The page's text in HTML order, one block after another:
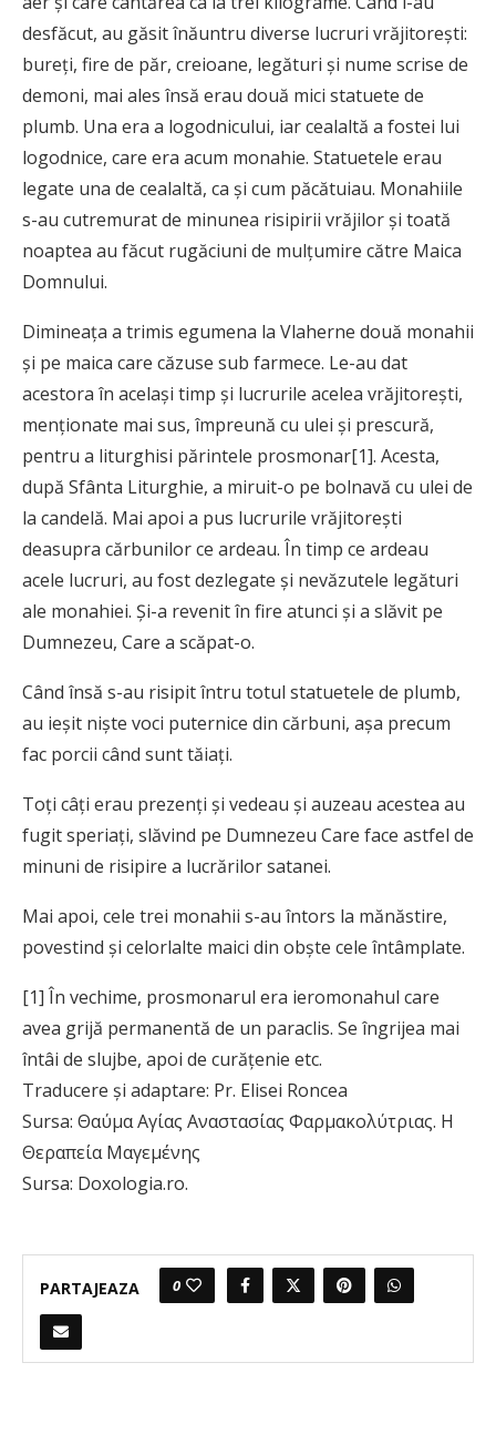
desfăcut, au găsit înăuntru diverse lucruri vrăjitorești:
bureți, fire de păr, creioane, legături și nume scrise de
demoni, mai ales însă erau două mici statuete de
plumb. Una era a logodnicului, iar cealaltă a fostei lui
logodnice, care era acum monahie. Statuetele erau
legate una de cealaltă, ca și cum păcătuiau. Monahiile
s-au cutremurat de minunea risipirii vrăjilor și toată
noaptea au făcut rugăciuni de mulțumire către Maica
Domnului.
Dimineața a trimis egumena la Vlaherne două monahii
și pe maica care căzuse sub farmece. Le-au dat
acestora în același timp și lucrurile acelea vrăjitorești,
menționate mai sus, împreună cu ulei și prescură,
pentru a liturghisi părintele prosmonar[1]. Acesta,
după Sfânta Liturghie, a miruit-o pe bolnavă cu ulei de
la candelă. Mai apoi a pus lucrurile vrăjitorești
deasupra cărbunilor ce ardeau. În timp ce ardeau
acele lucruri, au fost dezlegate și nevăzutele legături
ale monahiei. Și-a revenit în fire atunci și a slăvit pe
Dumnezeu, Care a scăpat-o.
Când însă s-au risipit întru totul statuetele de plumb,
au ieșit niște voci puternice din cărbuni, așa precum
fac porcii când sunt tăiați.
Toți câți erau prezenți și vedeau și auzeau acestea au
fugit speriați, slăvind pe Dumnezeu Care face astfel de
minuni de risipire a lucrărilor satanei.
Mai apoi, cele trei monahii s-au întors la mănăstire,
povestind și celorlalte maici din obște cele întâmplate.
[1] În vechime, prosmonarul era ieromonahul care
avea grijă permanentă de un paraclis. Se îngrijea mai
întâi de slujbe, apoi de curățenie etc.
Traducere și adaptare: Pr. Elisei Roncea
Sursa: Θαύμα Αγίας Αναστασίας Φαρμακολύτριας. Η
Θεραπεία Μαγεμένης
Sursa: Doxologia.ro.
PARTAJEAZA 0